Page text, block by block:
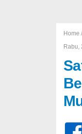
Home /
Rabu,